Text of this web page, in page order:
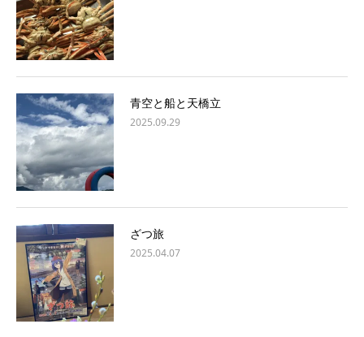
青空と船と天橋立
2025.09.29
ざつ旅
2025.04.07